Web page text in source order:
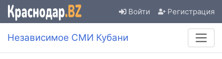
Войти Регистрация
Независимое СМИ Кубани